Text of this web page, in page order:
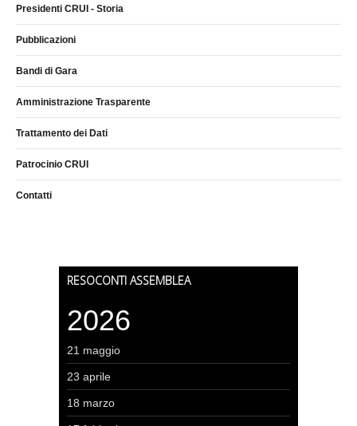
Presidenti CRUI - Storia
Pubblicazioni
Bandi di Gara
Amministrazione Trasparente
Trattamento dei Dati
Patrocinio CRUI
Contatti
RESOCONTI ASSEMBLEA
2026
21 maggio
23 aprile
18 marzo